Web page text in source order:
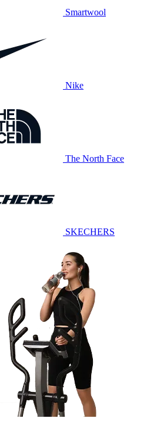
Smartwool
Nike
The North Face
SKECHERS